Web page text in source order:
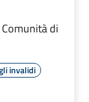
di
invalidi